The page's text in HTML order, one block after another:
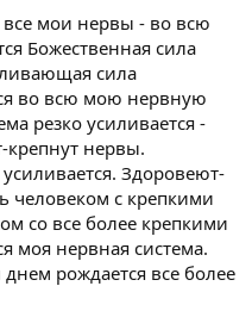
мои нервы - во всю
Божественная сила
сила
во всю мою нервную
резко усиливается -
крепнут нервы.
Здоровеют-
человеком с крепкими
со все более крепкими
моя нервная система.
рождается все более